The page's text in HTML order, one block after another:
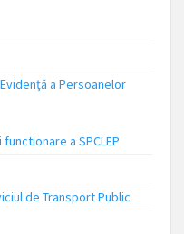
a Persoanelor
a SPCLEP
de Transport Public